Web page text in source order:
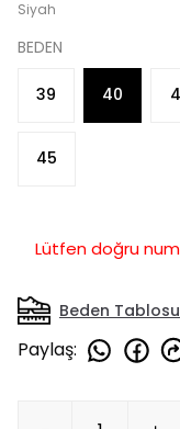
Siyah
BEDEN
39 40
45
Lütfen doğru
Beden Tablosu
Paylaş: